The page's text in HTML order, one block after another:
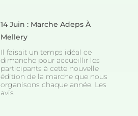
14 Juin : Marche Adeps À
Mellery
Il faisait un temps idéal ce
dimanche pour accueillir les
participants à cette nouvelle
édition de la marche que nous
organisons chaque année. Les
avis